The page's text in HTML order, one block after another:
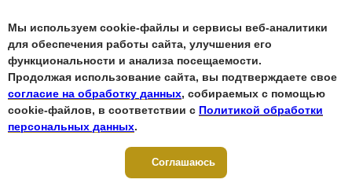
350 руб.500 руб.
Читать подробнее
Купить ПДФ-ку
Мы используем cookie-файлы и сервисы веб-аналитики
для обеспечения работы сайта, улучшения его
функциональности и анализа посещаемости.
Продолжая использование сайта, вы подтверждаете свое
согласие на обработку данных, собираемых с помощью
cookie-файлов, в соответствии с Политикой обработки
персональных данных.
Соглашаюсь